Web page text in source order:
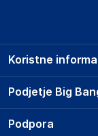
Podjetje Big
O podjetju
Koristne
Prodajna mesta
Storitve
Podpora